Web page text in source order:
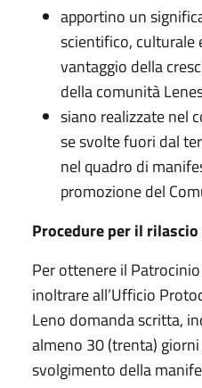
apportino un
scientifico,
vantaggio della
della comunità
siano realizzate nel
se svolte fuori dal
nel quadro di
promozione del
Procedure per il
Per ottenere il
inoltrare all’Ufficio
Leno domanda scritta,
almeno 30 (trenta)
svolgimento della